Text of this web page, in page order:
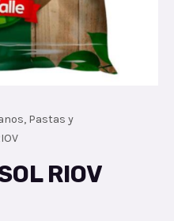
Pastas y
RIOV